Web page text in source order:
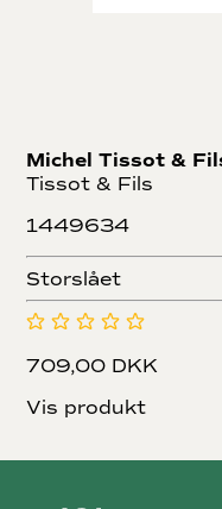
Michel Tissot &
Tissot & Fils
1449634
Storslået
709,00 DKK
Vis produkt